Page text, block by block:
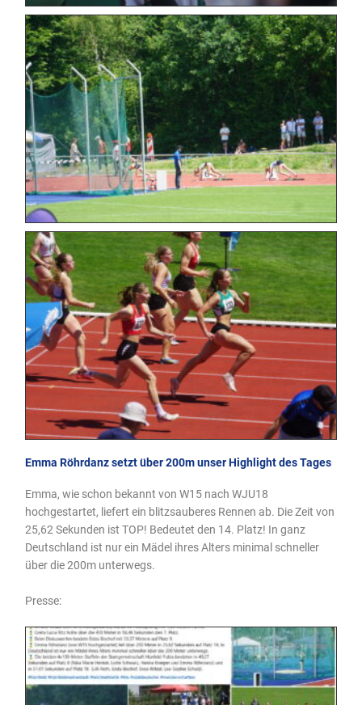
Emma Röhrdanz setzt über 200m unser Highlight des Tages
Emma, wie schon bekannt von W15 nach WJU18
hochgestartet, liefert ein blitzsauberes Rennen ab. Die Zeit von
25,62 Sekunden ist TOP! Bedeutet den 14. Platz! In ganz
Deutschland ist nur ein Mädel ihres Alters minimal schneller
über die 200m unterwegs.
Presse: